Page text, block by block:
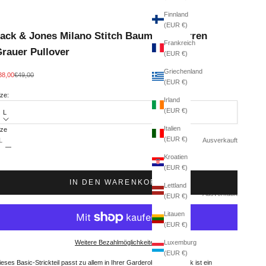
Finnland
(EUR €)
Frankreich
(EUR €)
Griechenland
(EUR €)
Irland
(EUR €)
Italien
(EUR €)
Kroatien
(EUR €)
Lettland
(EUR €)
Litauen
(EUR €)
Luxemburg
(EUR €)
& Jones Milano Stitch Baumwoll Herren
Pullover
Regulärer Preis
€49,00
L
Ausverkauft
Ausverkauft
verringern
IN DEN WARENKORB
Weitere Bezahlmöglichkeiten
Basic-Strickteil passt zu allem in Ihrer Garderobe. Flachstrick ist ein